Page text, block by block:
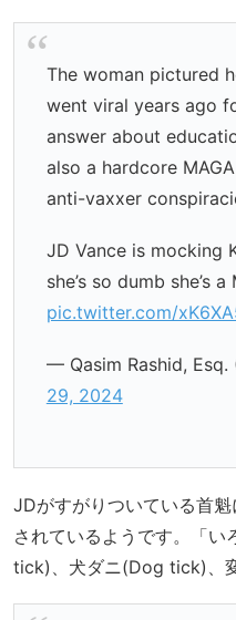
The woman pictured
went viral years ago
answer about
also a hardcore
anti-vaxxer
JD Vance is mocking
she’s so dumb she’s a
pic.twitter.com/
— Qasim Rashid, Esq.
29, 2024
JDがすがりついている首
されているようです。「
tick)、犬ダニ(Dog tick)、